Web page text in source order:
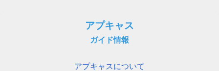
アプキャス
ガイド情報
アプキャスについて